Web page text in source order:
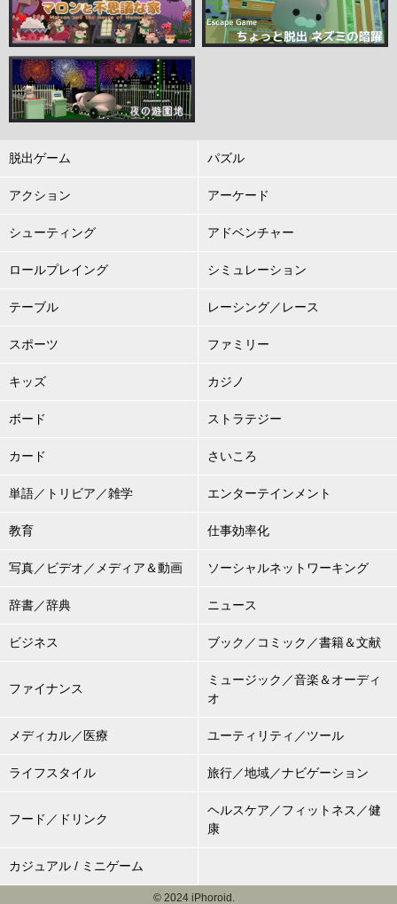
脱出ゲーム パズル
アクション アーケード
シューティング アドベンチャー
ロールプレイング シミュレーション
テーブル レーシング／レース
スポーツ ファミリー
キッズ カジノ
ボード ストラテジー
カード さいころ
単語／トリビア／雑学 エンターテインメント
教育 仕事効率化
写真／ビデオ／メディア＆動画 ソーシャルネットワーキング
辞書／辞典 ニュース
ビジネス ブック／コミック／書籍＆文献
ファイナンス
ミュージック／音楽＆オーディ
オ
メディカル／医療 ユーティリティ／ツール
ライフスタイル 旅行／地域／ナビゲーション
フード／ドリンク
ヘルスケア／フィットネス／健
康
カジュアル / ミニゲーム
© 2024 iPhoroid.